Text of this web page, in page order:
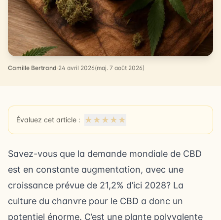
Camille Bertrand·24 avril 2026(maj. 7 août 2026)
Évaluez cet article : ★ ★ ★ ★ ★
Savez-vous que la demande mondiale de CBD
est en constante augmentation, avec une
croissance prévue de 21,2% d’ici 2028? La
culture du chanvre pour le CBD a donc un
potentiel énorme. C’est une plante polyvalente